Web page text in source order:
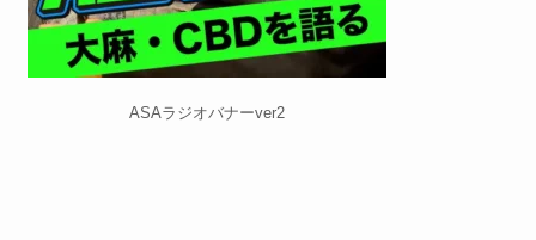
ASAラジオバナーver2